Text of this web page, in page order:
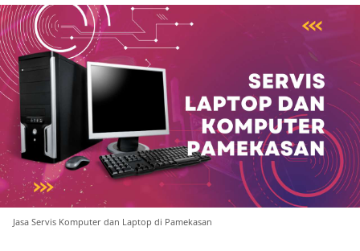
Jasa Servis Komputer dan Laptop di Pamekasan